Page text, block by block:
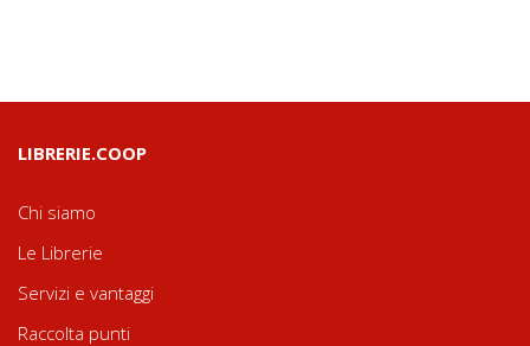
LIBRERIE.COOP
Chi siamo
Le Librerie
Servizi e vantaggi
Raccolta punti